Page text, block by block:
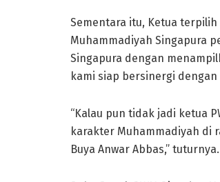
Sementara itu, Ketua terpilih
Muhammadiyah Singapura
Singapura dengan
kami siap bersinergi dengan
“Kalau pun tidak jadi ketua
karakter Muhammadiyah di
Buya Anwar Abbas,” tuturnya.